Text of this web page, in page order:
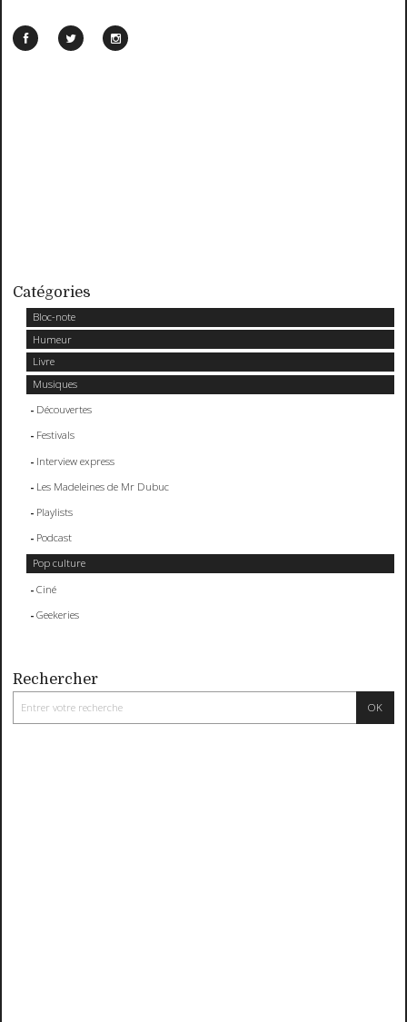
Catégories
Bloc-note
Humeur
Livre
Musiques
Découvertes
Festivals
Interview express
Les Madeleines de Mr Dubuc
Playlists
Podcast
Pop culture
Ciné
Geekeries
Rechercher